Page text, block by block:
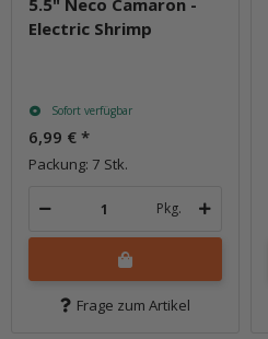
5.5" Neco Camaron -
Electric Shrimp
Sofort verfügbar
6,99 € *
Packung: 7 Stk.
Pkg.
Frage zum Artikel